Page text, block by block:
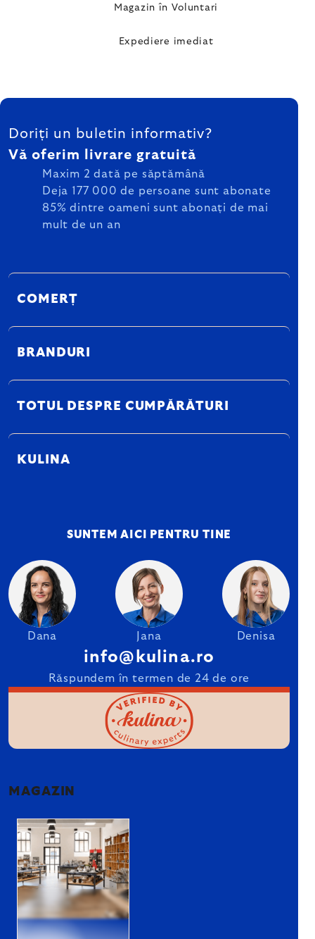
Magazin în Voluntari
Expediere imediat
SUBSOL
Doriți un buletin informativ?
Vă oferim livrare gratuită
Maxim 2 dată pe săptămână
Deja 177 000 de persoane sunt abonate
85% dintre oameni sunt abonați de mai
mult de un an
COMERȚ
BRANDURI
TOTUL DESPRE CUMPĂRĂTURI
KULINA
SUNTEM AICI PENTRU TINE
Dana Jana Denisa
info@kulina.ro
Răspundem în termen de 24 de ore
MAGAZIN